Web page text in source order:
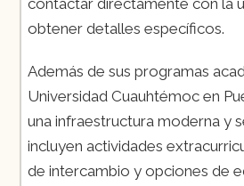
contactar directamente con la
obtener detalles específicos.
Además de sus programas
Universidad Cuauhtémoc en
una infraestructura moderna y
incluyen actividades
de intercambio y opciones de